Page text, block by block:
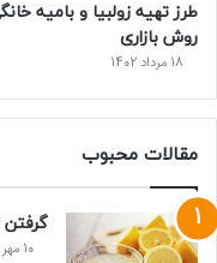
طرز تهیه زولبیا و بامیه
روش بازاری
18 مرداد 1402
مقالات محبوب
گرفتن تلخی
10 مهر 1402